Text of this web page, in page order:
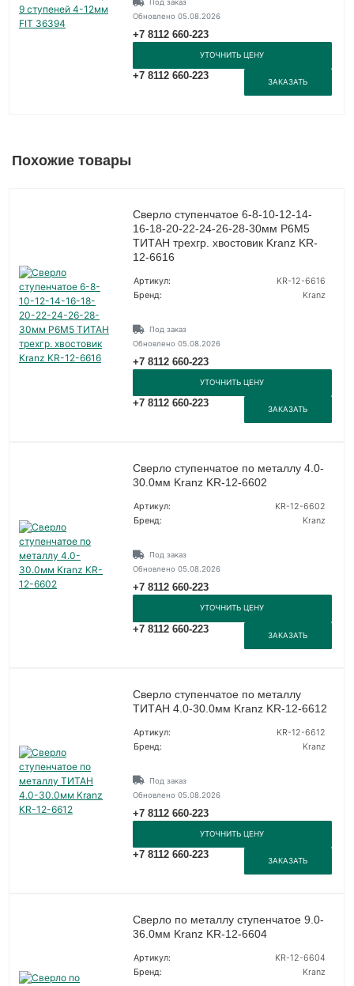
Под заказ
Обновлено 05.08.2026
+7 8112 660-223
УТОЧНИТЬ ЦЕНУ
+7 8112 660-223
ЗАКАЗАТЬ
Похожие товары
Сверло ступенчатое 6-8-10-12-14-
16-18-20-22-24-26-28-30мм Р6М5
ТИТАН трехгр. хвостовик Kranz KR-
12-6616
Артикул:
KR-12-6616
Бренд:
Kranz
Под заказ
Обновлено 05.08.2026
+7 8112 660-223
УТОЧНИТЬ ЦЕНУ
+7 8112 660-223
ЗАКАЗАТЬ
Сверло ступенчатое по металлу 4.0-
30.0мм Kranz KR-12-6602
Артикул:
KR-12-6602
Бренд:
Kranz
Под заказ
Обновлено 05.08.2026
+7 8112 660-223
УТОЧНИТЬ ЦЕНУ
+7 8112 660-223
ЗАКАЗАТЬ
Сверло ступенчатое по металлу
ТИТАН 4.0-30.0мм Kranz KR-12-6612
Артикул:
KR-12-6612
Бренд:
Kranz
Под заказ
Обновлено 05.08.2026
+7 8112 660-223
УТОЧНИТЬ ЦЕНУ
+7 8112 660-223
ЗАКАЗАТЬ
Сверло по металлу ступенчатое 9.0-
36.0мм Kranz KR-12-6604
Артикул:
KR-12-6604
Бренд:
Kranz